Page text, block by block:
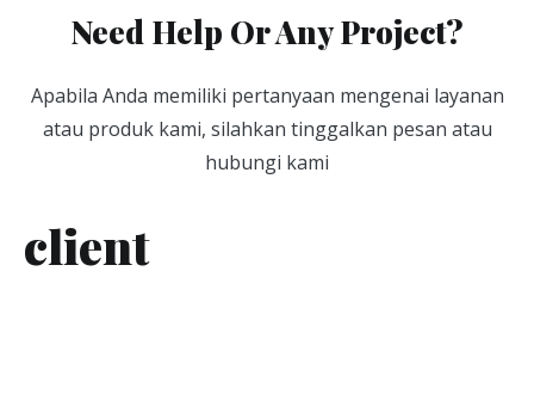
Need Help Or Any Project?
Apabila Anda memiliki pertanyaan mengenai layanan
atau produk kami, silahkan tinggalkan pesan atau
hubungi kami
client